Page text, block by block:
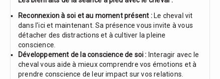
Reconnexion à soi et au moment présent :Le cheval vit
dans l'ici et maintenant. Sa présence vous invite à vous
détacher des distractions et à cultiver la pleine
conscience.
Développement de la conscience de soi : Interagir avec le
cheval vous aide à mieux comprendre vos émotions et à
prendre conscience de leur impact sur vos relations.